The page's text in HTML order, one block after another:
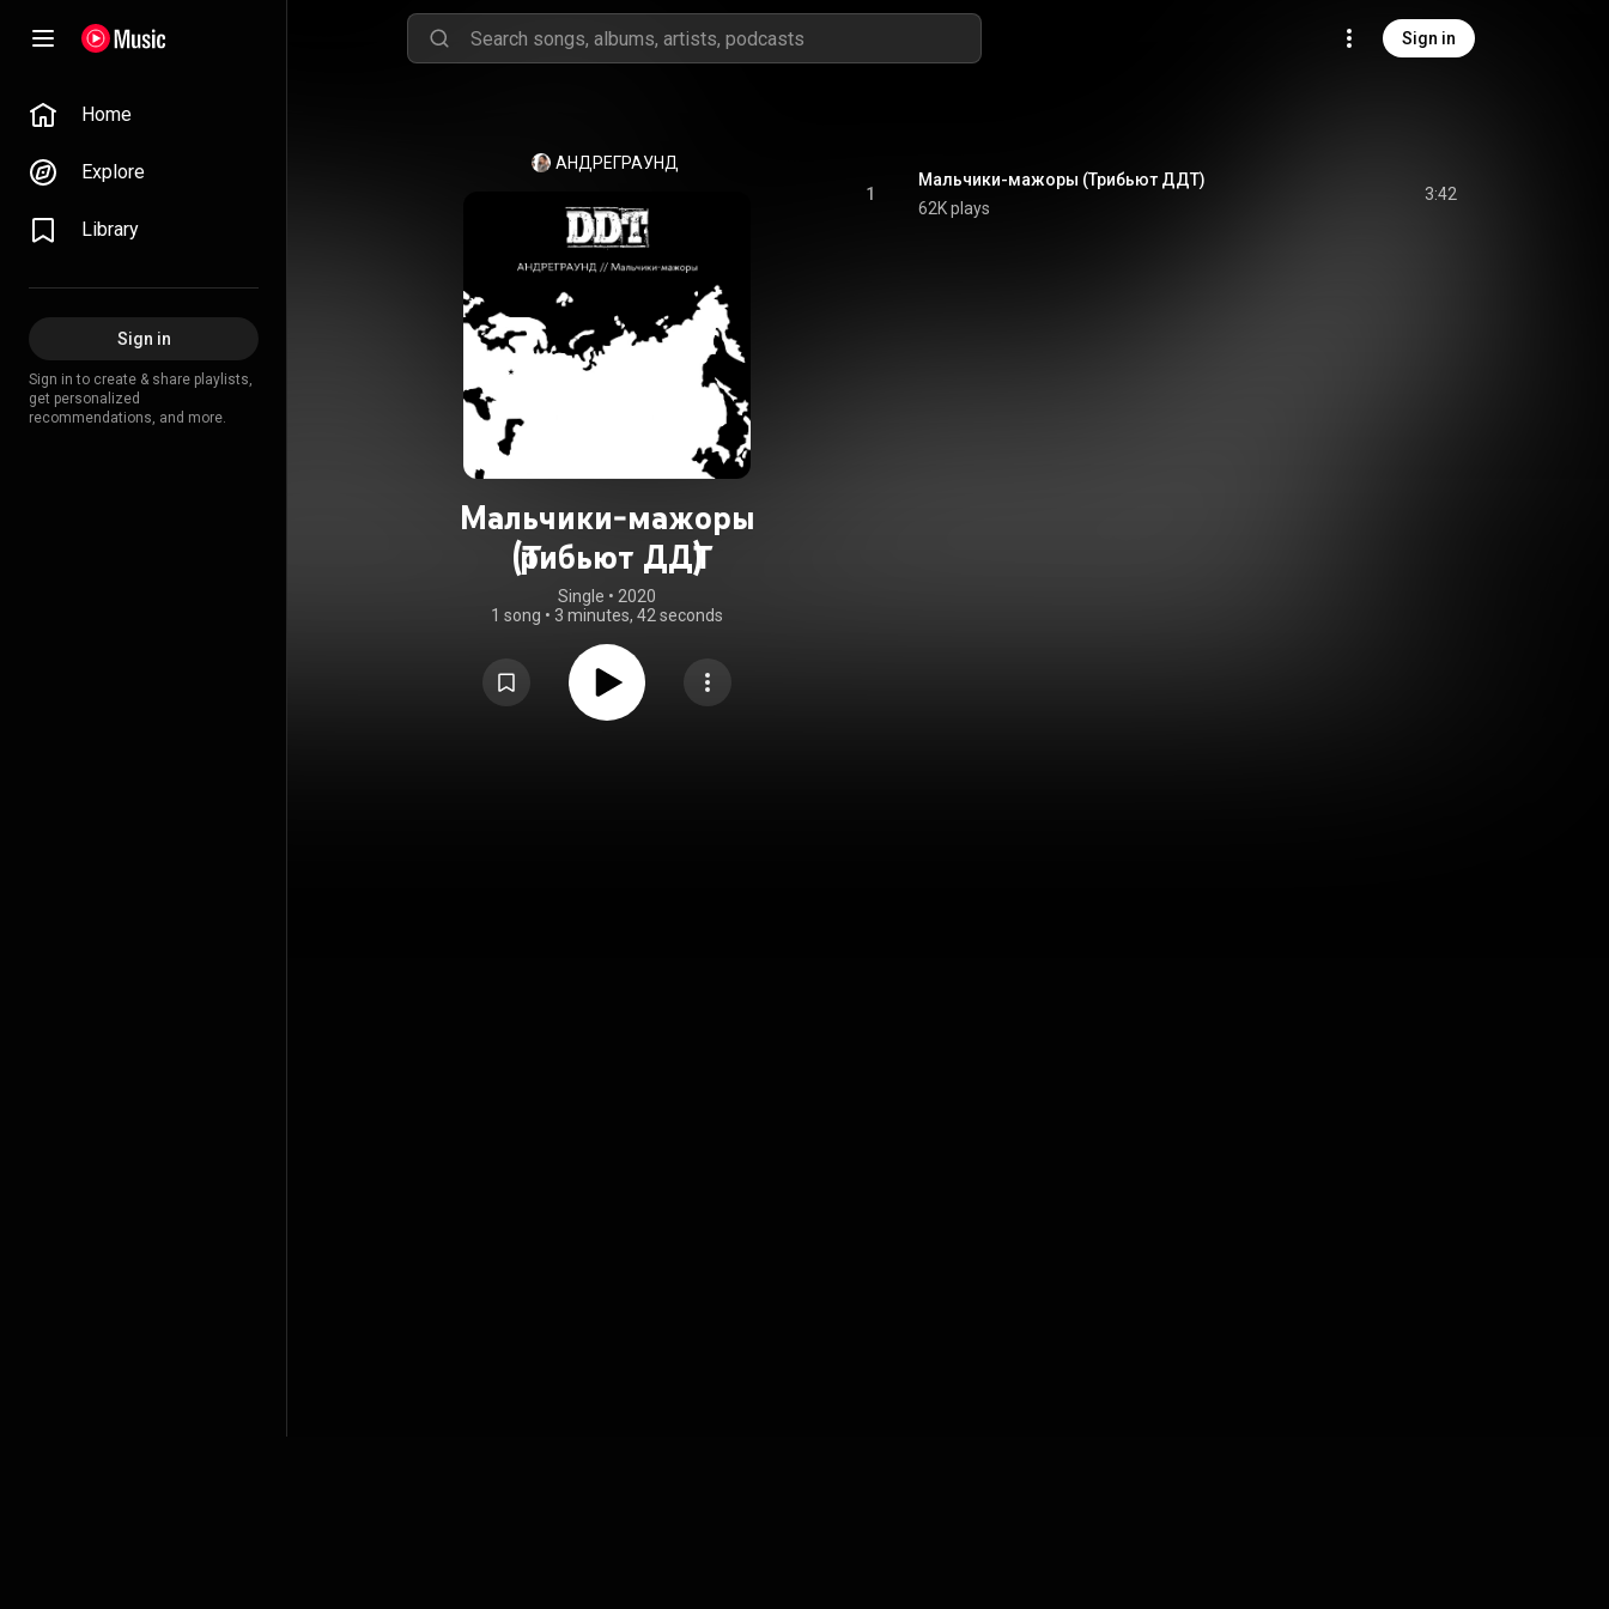
Sign in
Home
Explore
Library
Sign in
Sign in to create & share playlists,
get personalized
recommendations, and more.
АНДРЕГРАУНД
Мальчики-мажоры
(Трибьют ДДТ)
Single • 2020
1 song • 3 minutes, 42 seconds
1
Мальчики-мажоры (Трибьют ДДТ)
62K plays
3:42